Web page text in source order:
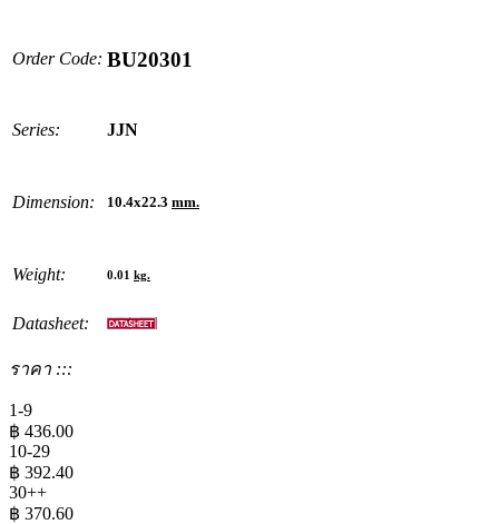
Order Code: BU20301
Series: JJN
Dimension: 10.4x22.3 mm.
Weight: 0.01 kg.
Datasheet:
ราคา :::
1-9
฿ 436.00
10-29
฿ 392.40
30++
฿ 370.60